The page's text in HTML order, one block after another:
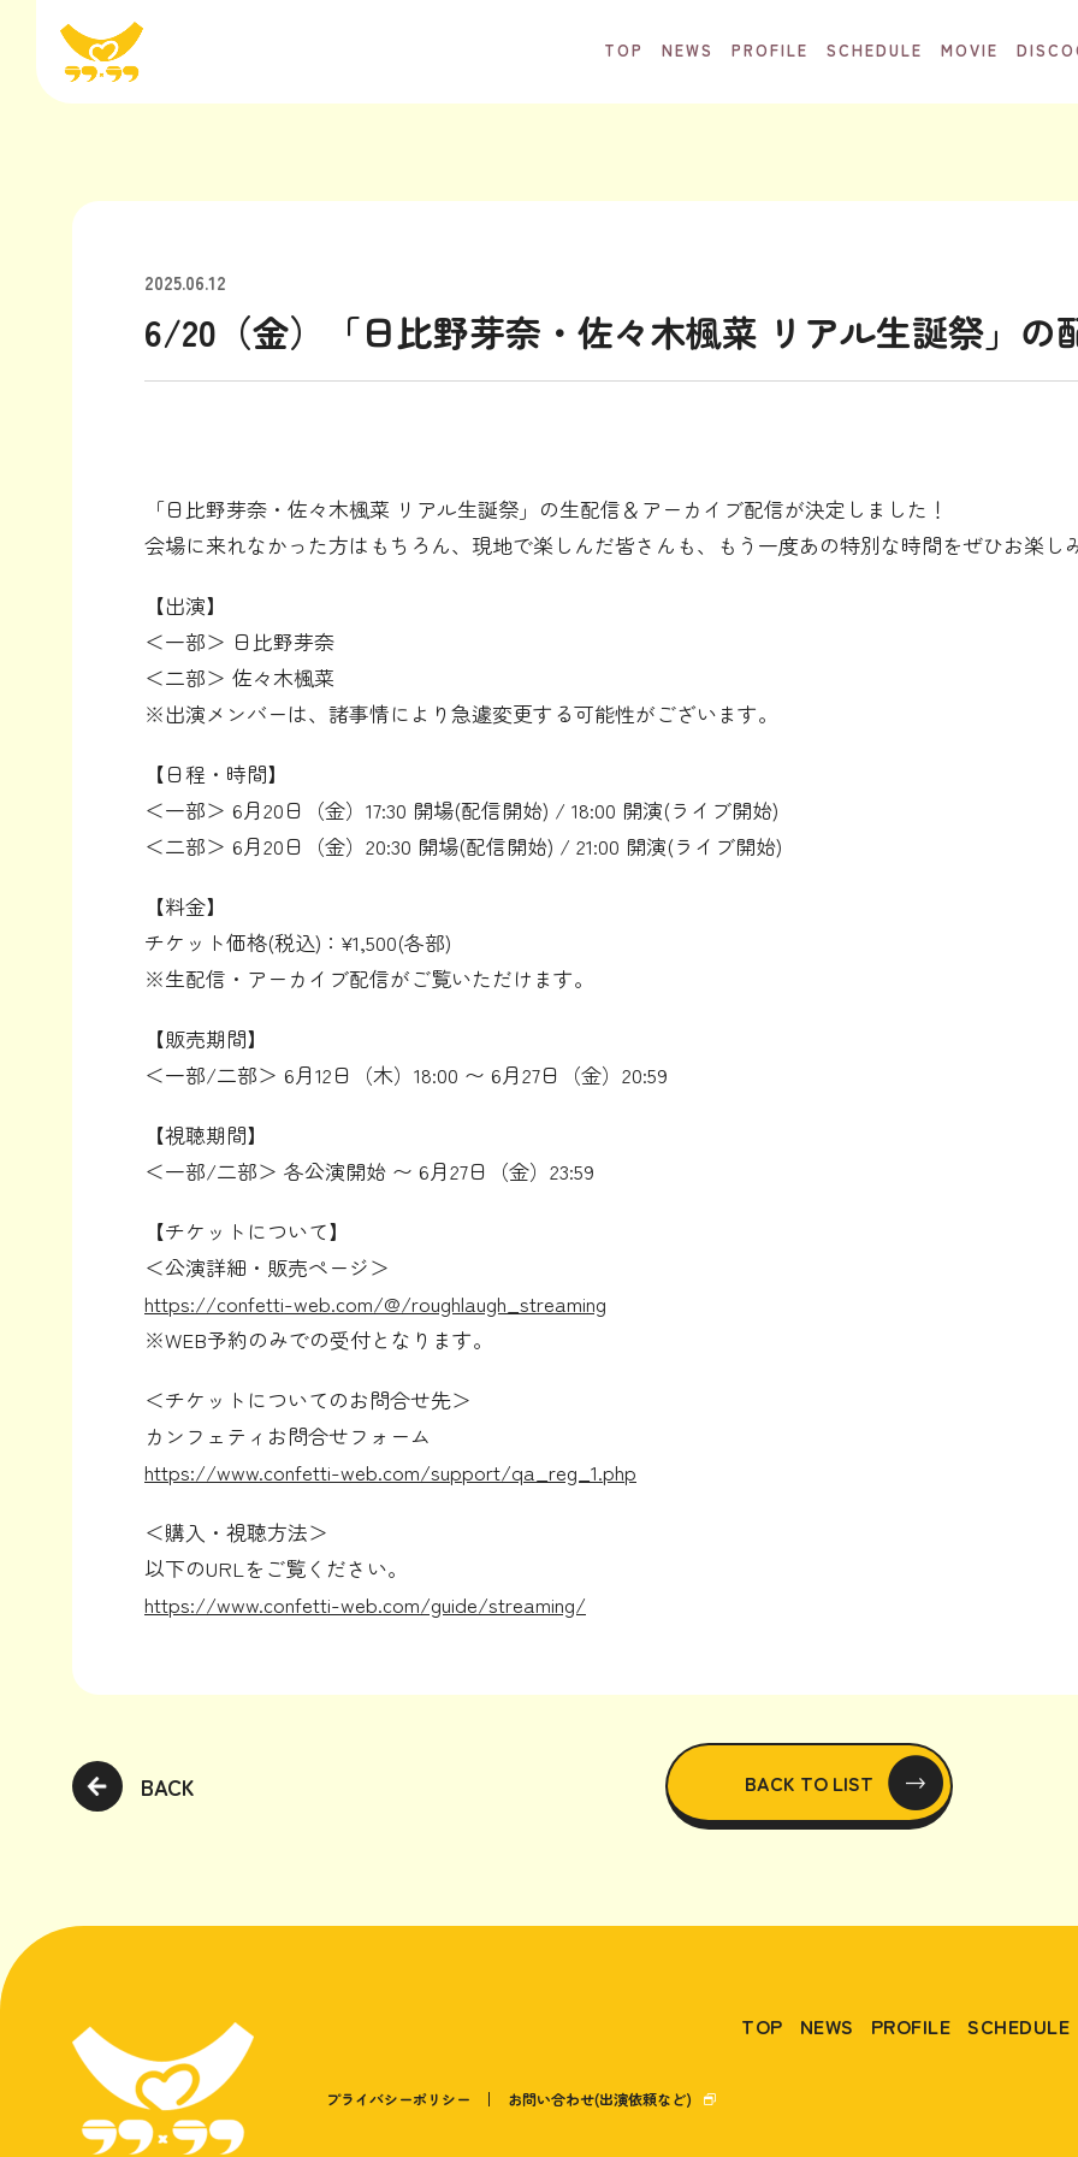
TOP NEWS PROFILE SCHEDULE MOVIE
2025.06.12
6/20（金）「日比野芽奈・佐々木楓菜 リアル生誕祭」の
「日比野芽奈・佐々木楓菜 リアル生誕祭」の生配信＆アーカイブ配信が決定しました！
会場に来れなかった方はもちろん、現地で楽しんだ皆さんも、もう一度あの特別な時間をぜひお楽し
【出演】
＜一部＞ 日比野芽奈
＜二部＞ 佐々木楓菜
※出演メンバーは、諸事情により急遽変更する可能性がございます。
【日程・時間】
＜一部＞ 6月20日（金）17:30 開場(配信開始) / 18:00 開演(ライブ開始)
＜二部＞ 6月20日（金）20:30 開場(配信開始) / 21:00 開演(ライブ開始)
【料金】
チケット価格(税込)：¥1,500(各部)
※生配信・アーカイブ配信がご覧いただけます。
【販売期間】
＜一部/二部＞ 6月12日（木）18:00 〜 6月27日（金）20:59
【視聴期間】
＜一部/二部＞ 各公演開始 〜 6月27日（金）23:59
【チケットについて】
＜公演詳細・販売ページ＞
https://confetti-web.com/@/roughlaugh_streaming
※WEB予約のみでの受付となります。
＜チケットについてのお問合せ先＞
カンフェティお問合せフォーム
https://www.confetti-web.com/support/qa_reg_1.php
＜購入・視聴方法＞
以下のURLをご覧ください。
https://www.confetti-web.com/guide/streaming/
BACK BACK TO LIST
TOP NEWS PROFILE SCHEDULE
プライバシーポリシー お問い合わせ(出演依頼など)